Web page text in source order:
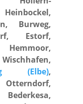
Burweg,
Estorf,
(Elbe),